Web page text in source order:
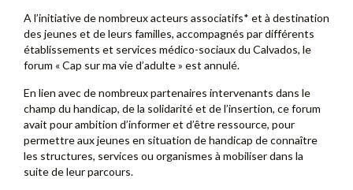
A l’initiative de nombreux acteurs associatifs* et à destination
des jeunes et de leurs familles, accompagnés par différents
établissements et services médico-sociaux du Calvados, le
forum « Cap sur ma vie d’adulte » est annulé.
En lien avec de nombreux partenaires intervenants dans le
champ du handicap, de la solidarité et de l’insertion, ce forum
avait pour ambition d’informer et d’être ressource, pour
permettre aux jeunes en situation de handicap de connaître
les structures, services ou organismes à mobiliser dans la
suite de leur parcours.